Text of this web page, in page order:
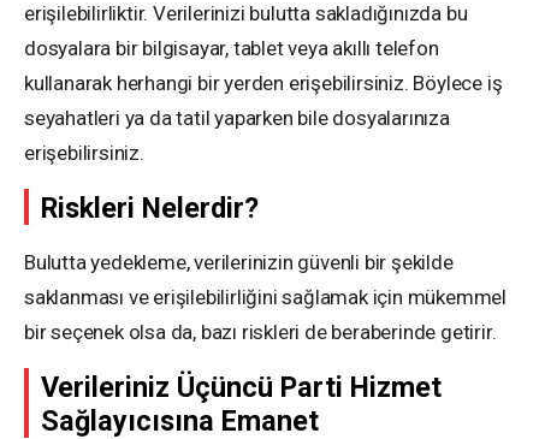
erişilebilirliktir. Verilerinizi bulutta sakladığınızda bu
dosyalara bir bilgisayar, tablet veya akıllı telefon
kullanarak herhangi bir yerden erişebilirsiniz. Böylece iş
seyahatleri ya da tatil yaparken bile dosyalarınıza
erişebilirsiniz.
Riskleri Nelerdir?
Bulutta yedekleme, verilerinizin güvenli bir şekilde
saklanması ve erişilebilirliğini sağlamak için mükemmel
bir seçenek olsa da, bazı riskleri de beraberinde getirir.
Verileriniz Üçüncü Parti Hizmet
Sağlayıcısına Emanet